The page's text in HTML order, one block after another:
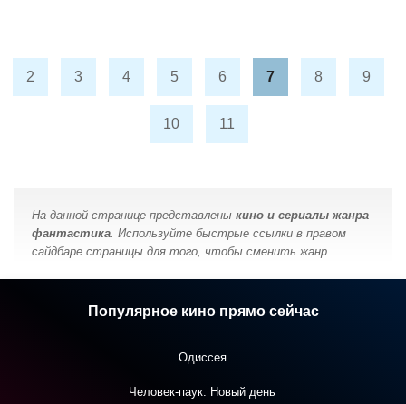
2 3 4 5 6 7 8 9
10 11
На данной странице представлены кино и сериалы жанра
фантастика. Используйте быстрые ссылки в правом
сайдбаре страницы для того, чтобы сменить жанр.
Популярное кино прямо сейчас
Одиссея
Человек-паук: Новый день